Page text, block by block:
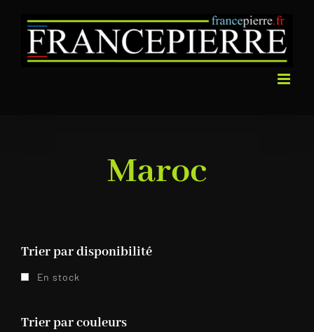
contenu
Maroc
Trier par disponibilité
En stock
Trier par couleurs